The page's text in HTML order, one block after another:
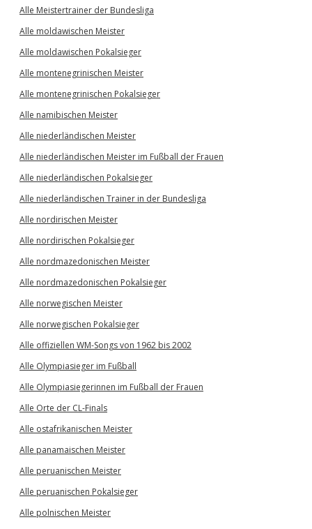
Alle Meistertrainer der Bundesliga
Alle moldawischen Meister
Alle moldawischen Pokalsieger
Alle montenegrinischen Meister
Alle montenegrinischen Pokalsieger
Alle namibischen Meister
Alle niederländischen Meister
Alle niederländischen Meister im Fußball der Frauen
Alle niederländischen Pokalsieger
Alle niederländischen Trainer in der Bundesliga
Alle nordirischen Meister
Alle nordirischen Pokalsieger
Alle nordmazedonischen Meister
Alle nordmazedonischen Pokalsieger
Alle norwegischen Meister
Alle norwegischen Pokalsieger
Alle offiziellen WM-Songs von 1962 bis 2002
Alle Olympiasieger im Fußball
Alle Olympiasiegerinnen im Fußball der Frauen
Alle Orte der CL-Finals
Alle ostafrikanischen Meister
Alle panamaischen Meister
Alle peruanischen Meister
Alle peruanischen Pokalsieger
Alle polnischen Meister